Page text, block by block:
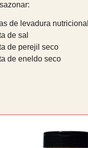
de levadura
de sal
de perejil seco
de eneldo seco